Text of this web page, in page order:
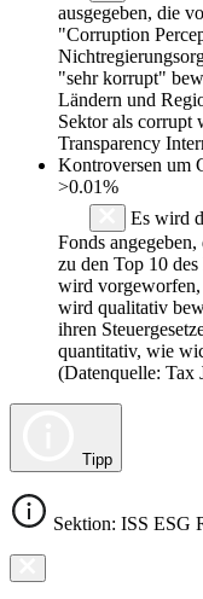
ausgegeben, die
"Corruption
"sehr korrupt"
Ländern und
Sektor als corrupt
Transparency
Kontroversen um
>0.01%
Es wird
Fonds
zu den Top 10
wird vorgeworfen,
wird qualitativ
ihren
quantitativ, wie
(Datenquelle: Tax
Tipp
Sektion: ISS ESG